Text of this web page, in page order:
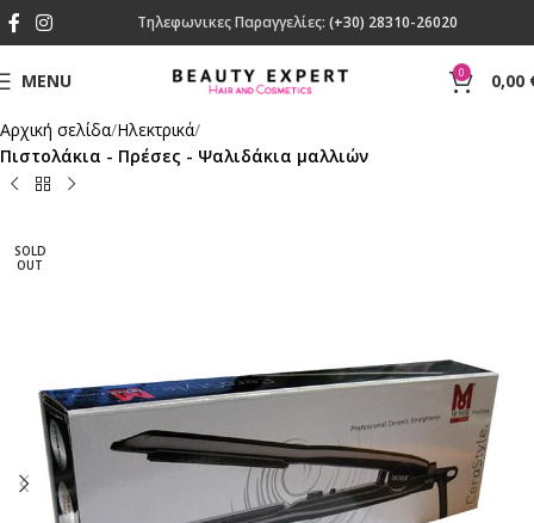
Τηλεφωνικες Παραγγελίες: (+30) 28310-26020
MENU 0 0,00
Αρχική σελίδα Ηλεκτρικά
Πιστολάκια - Πρέσες - Ψαλιδάκια μαλλιών
SOLD
OUT